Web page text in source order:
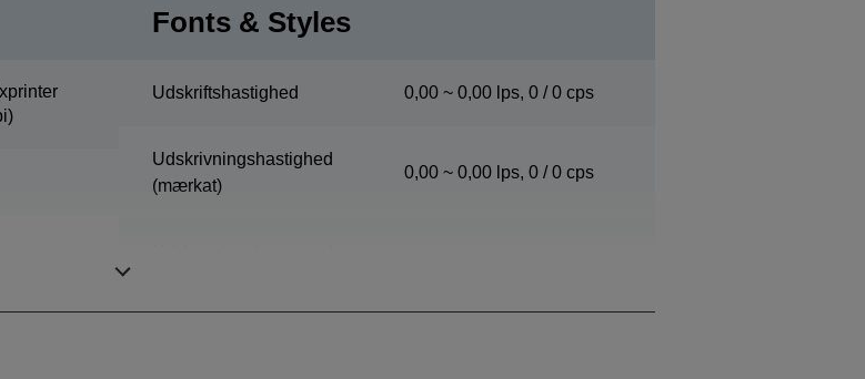
Fonts & Styles
Udskriftshastighed 0,00 ~ 0,00 lps, 0 / 0 cps
Udskrivningshastighed
(mærkat)
0,00 ~ 0,00 lps, 0 / 0 cps